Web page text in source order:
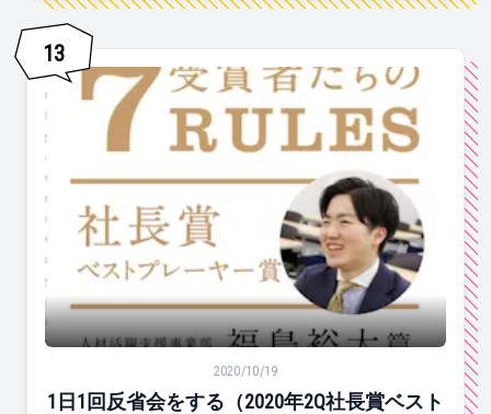
13
1日1回反省会をする（2020年2Q社長賞ベストプレーヤ
2020/10/19
1日1回反省会をする（2020年2Q社長賞ベスト